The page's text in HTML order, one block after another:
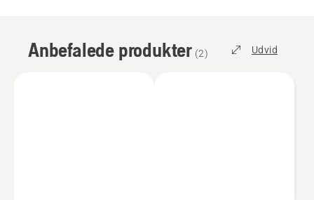
Reservedele og tilbehør
Anbefalede produkter (2) Udvid